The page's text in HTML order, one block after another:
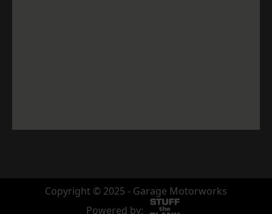
Copyright © 2025 - Garage Motorworks
Powered by: